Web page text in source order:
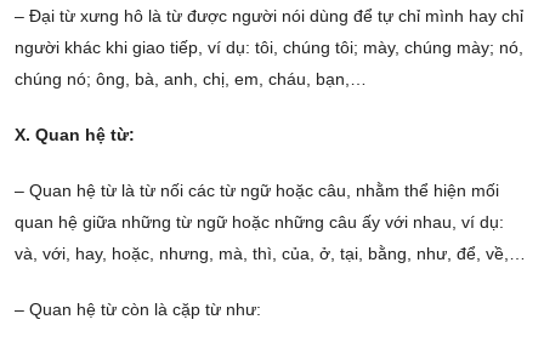
– Đại từ xưng hô là từ được người nói dùng để tự chỉ mình hay chỉ
người khác khi giao tiếp, ví dụ: tôi, chúng tôi; mày, chúng mày; nó,
chúng nó; ông, bà, anh, chị, em, cháu, bạn,…
X. Quan hệ từ:
– Quan hệ từ là từ nối các từ ngữ hoặc câu, nhằm thể hiện mối
quan hệ giữa những từ ngữ hoặc những câu ấy với nhau, ví dụ:
và, với, hay, hoặc, nhưng, mà, thì, của, ở, tại, bằng, như, để, về,…
– Quan hệ từ còn là cặp từ như: